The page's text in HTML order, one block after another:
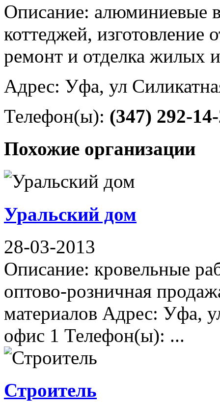
Описание: алюминиевые
коттеджей, изготовление
ремонт и отделка жилых
Адрес: Уфа, ул
Телефон(ы): (347) 292-
Похожие организации
Уральский дом
28-03-2013
Описание: кровельные
оптово-розничная
материалов Адрес: Уфа,
офис 1 Телефон(ы): ...
Строитель